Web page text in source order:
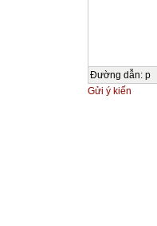
Đường dẫn: p
Gửi ý kiến